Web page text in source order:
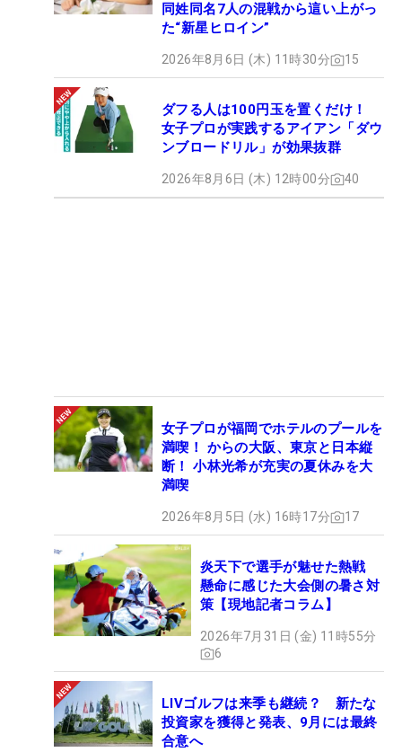
同姓同名7人の混戦から這い上がっ
た“新星ヒロイン”
2026年8月6日 (木) 11時30分 15
ダフる人は100円玉を置くだけ！
女子プロが実践するアイアン「ダウ
ンブロードリル」が効果抜群
2026年8月6日 (木) 12時00分 40
女子プロが福岡でホテルのプールを
満喫！ からの大阪、東京と日本縦
断！ 小林光希が充実の夏休みを大
満喫
2026年8月5日 (水) 16時17分 17
炎天下で選手が魅せた熱戦
懸命に感じた大会側の暑さ対
策【現地記者コラム】
2026年7月31日 (金) 11時55分
6
LIVゴルフは来季も継続？ 新たな
投資家を獲得と発表、9月には最終
合意へ